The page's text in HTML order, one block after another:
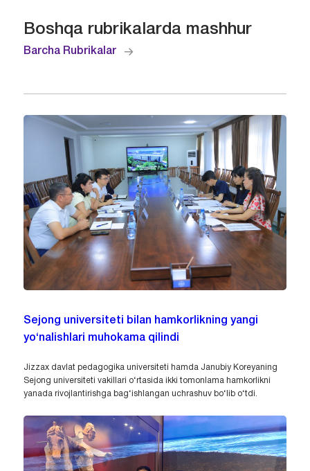
Boshqa rubrikalarda mashhur
Barcha Rubrikalar
Sejong universiteti bilan hamkorlikning yangi
yo‘nalishlari muhokama qilindi
Jizzax davlat pedagogika universiteti hamda Janubiy Koreyaning
Sejong universiteti vakillari o‘rtasida ikki tomonlama hamkorlikni
yanada rivojlantirishga bag‘ishlangan uchrashuv bo‘lib o‘tdi.